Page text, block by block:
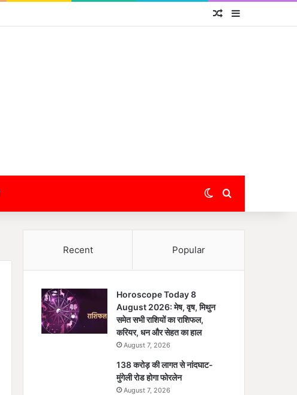
Random Article
Switch skin
Recent Popular
Horoscope Today 8
August 2026: मेष, वृष, मिथुन
समेत सभी राशियों का राशिफल,
करियर, धन और सेहत का हाल
August 7, 2026
138 करोड़ की लागत से नांदघाट-
मुंगेली रोड होगा फोरलेन
August 7, 2026